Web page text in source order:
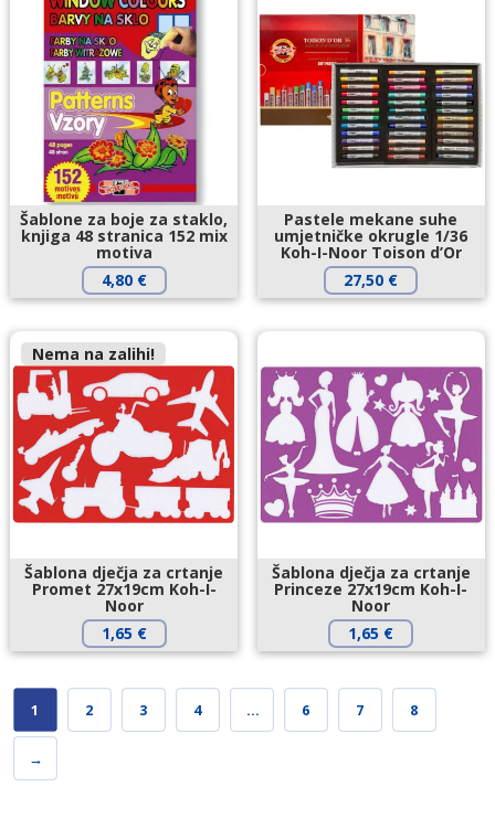
Šablone za boje za staklo,
knjiga 48 stranica 152 mix
motiva
4,80 €
Pastele mekane suhe
umjetničke okrugle 1/36
Koh-I-Noor Toison d’Or
27,50 €
Nema na zalihi!
Šablona dječja za crtanje
Promet 27x19cm Koh-I-
Noor
1,65 €
Šablona dječja za crtanje
Princeze 27x19cm Koh-I-
Noor
1,65 €
1 2 3 4 … 6 7 8
→